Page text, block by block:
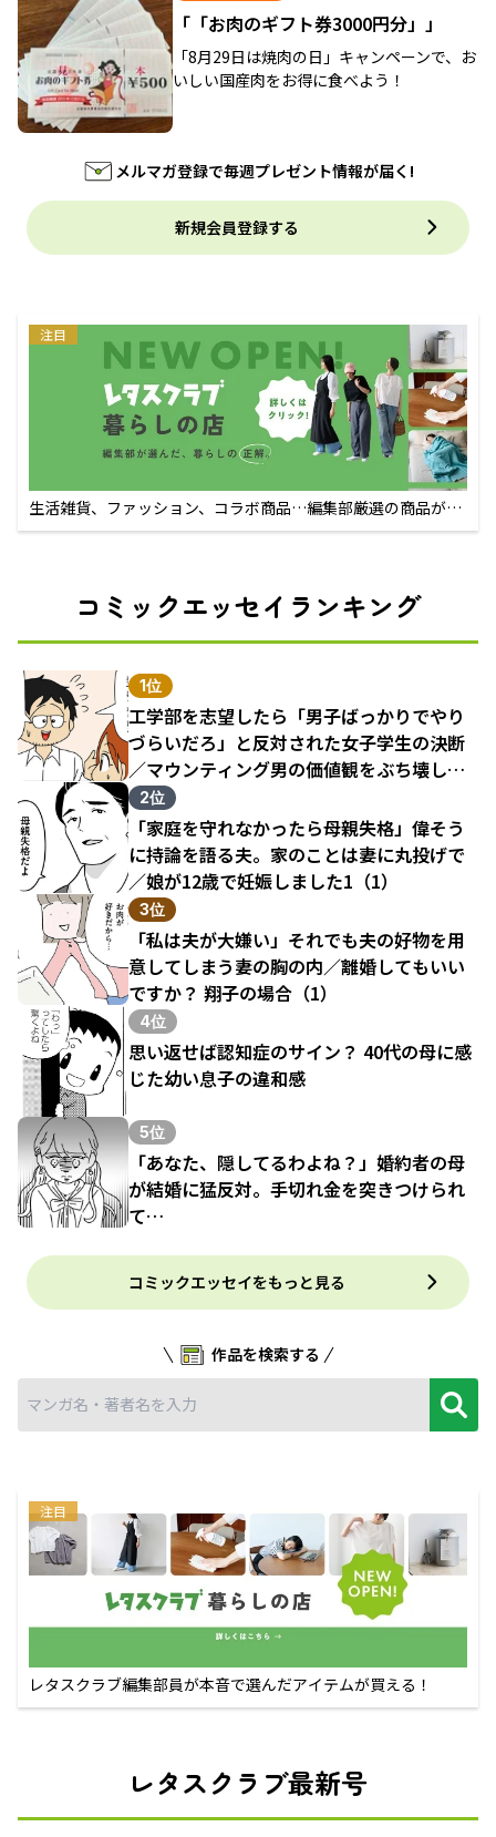
「「お肉のギフト券3000円分」」
「8月29日は焼肉の日」キャンペーンで、お
いしい国産肉をお得に食べよう！
メルマガ登録で毎週プレゼント情報が届く!
新規会員登録する
注目
生活雑貨、ファッション、コラボ商品…編集部厳選の商品が買
えるECサイト
コミックエッセイランキング
1位
工学部を志望したら「男子ばっかりでやり
づらいだろ」と反対された女子学生の決断
／マウンティング男の価値観をぶち壊した
結果（1）
2位
「家庭を守れなかったら母親失格」偉そう
に持論を語る夫。家のことは妻に丸投げで
／娘が12歳で妊娠しました1（1）
3位
「私は夫が大嫌い」それでも夫の好物を用
意してしまう妻の胸の内／離婚してもいい
ですか？ 翔子の場合（1）
4位
思い返せば認知症のサイン？ 40代の母に感
じた幼い息子の違和感
5位
「あなた、隠してるわよね？」婚約者の母
が結婚に猛反対。手切れ金を突きつけられ
て…
コミックエッセイをもっと見る
作品を検索する
注目
レタスクラブ編集部員が本音で選んだアイテムが買える！
レタスクラブ最新号